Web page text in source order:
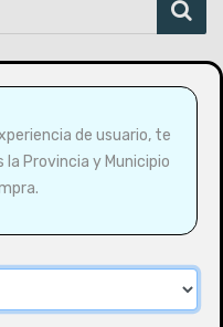
de usuario, te
Provincia y Municipio